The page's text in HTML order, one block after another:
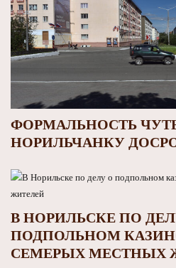
ФОРМАЛЬНОСТЬ
НОРИЛЬЧАНКУ
В НОРИЛЬСКЕ ПО
ПОДПОЛЬНОМ
СЕМЕРЫХ МЕСТНЫХ